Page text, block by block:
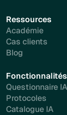
Ressources
Académie
Cas clients
Blog
Fonctionnalités
Questionnaire IA
Protocoles
Catalogue IA